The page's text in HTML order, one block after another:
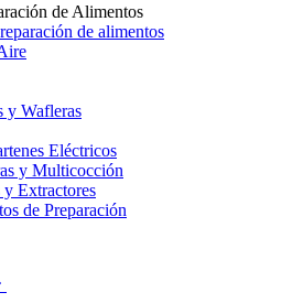
de Alimentos
de alimentos
y Wafleras
Eléctricos
y Multicocción
Extractores
de Preparación